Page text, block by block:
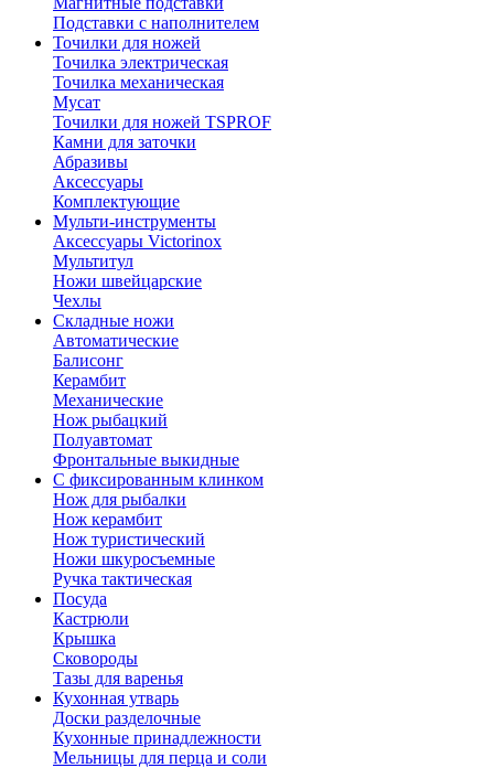
Подставки с наполнителем
Точилки для ножей
Точилка электрическая
Точилка механическая
Мусат
Точилки для ножей TSPROF
Камни для заточки
Абразивы
Аксессуары
Комплектующие
Мульти-инструменты
Аксессуары Victorinox
Мультитул
Ножи швейцарские
Чехлы
Складные ножи
Автоматические
Балисонг
Керамбит
Механические
Нож рыбацкий
Полуавтомат
Фронтальные выкидные
С фиксированным клинком
Нож для рыбалки
Нож керамбит
Нож туристический
Ножи шкуросъемные
Ручка тактическая
Посуда
Кастрюли
Крышка
Сковороды
Тазы для варенья
Кухонная утварь
Доски разделочные
Кухонные принадлежности
Мельницы для перца и соли